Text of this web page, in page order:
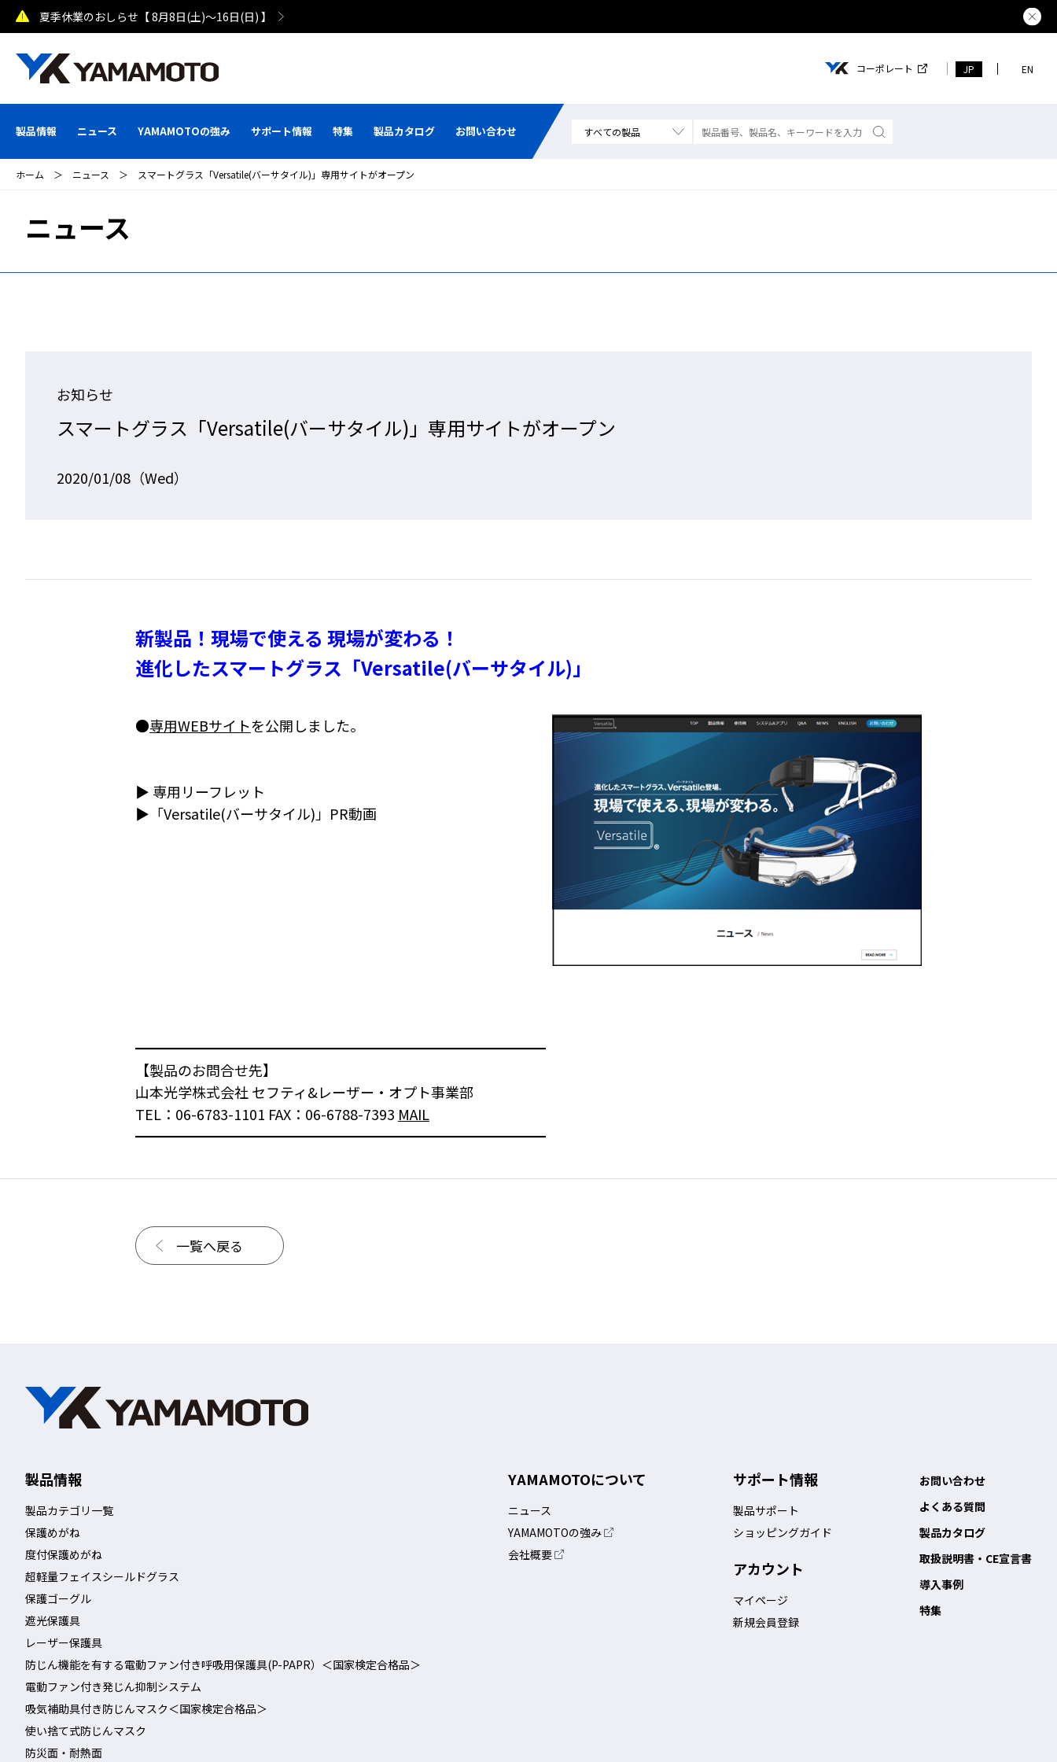
夏季休業のおしらせ【 8月8日(土)～16日(日) 】 熊本県
コーポレート JP EN
製品情報 ニュース YAMAMOTOの強み サポート情報 特集 製品カタログ お問い合わせ
ホーム ＞ ニュース ＞ スマートグラス「Versatile(バーサタイル)」専用サイトがオープン
ニュース
お知らせ
スマートグラス「Versatile(バーサタイル)」専用サイトがオープン
2020/01/08（Wed）
新製品！現場で使える 現場が変わる！
進化したスマートグラス「Versatile(バーサタイル)」
●専用WEBサイトを公開しました。
▶ 専用リーフレット
▶「Versatile(バーサタイル)」PR動画
━━━━━━━━━━━━━━━━━━━━━━━━━━━━━
【製品のお問合せ先】
山本光学株式会社 セフティ&レーザー・オプト事業部
TEL：06-6783-1101 FAX：06-6788-7393 MAIL
━━━━━━━━━━━━━━━━━━━━━━━━━━━━━
一覧へ戻る
製品情報
製品カテゴリ一覧
保護めがね
度付保護めがね
超軽量フェイスシールドグラス
保護ゴーグル
遮光保護具
レーザー保護具
防じん機能を有する電動ファン付き呼吸用保護具(P-PAPR）＜国家検定合格品＞
電動ファン付き発じん抑制システム
吸気補助具付き防じんマスク＜国家検定合格品＞
使い捨て式防じんマスク
防災面・耐熱面
YAMAMOTOについて
ニュース
YAMAMOTOの強み
会社概要
サポート情報
製品サポート
ショッピングガイド
アカウント
マイページ
新規会員登録
お問い合わせ
よくある質問
製品カタログ
取扱説明書・CE宣言書
導入事例
特集